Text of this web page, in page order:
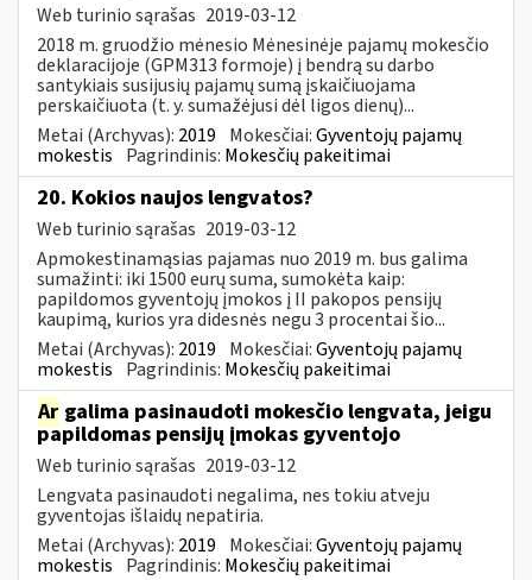
Web turinio sąrašas 2019-03-12
2018 m. gruodžio mėnesio Mėnesinėje pajamų mokesčio
deklaracijoje (GPM313 formoje) į bendrą su darbo
santykiais susijusių pajamų sumą įskaičiuojama
perskaičiuota (t. y. sumažėjusi dėl ligos dienų)...
Metai (Archyvas): 2019 Mokesčiai:Gyventojų pajamų
mokestis Pagrindinis: Mokesčių pakeitimai
20. Kokios naujos lengvatos?
Web turinio sąrašas 2019-03-12
Apmokestinamąsias pajamas nuo 2019 m. bus galima
sumažinti: iki 1500 eurų suma, sumokėta kaip:
papildomos gyventojų įmokos į II pakopos pensijų
kaupimą, kurios yra didesnės negu 3 procentai šio...
Metai (Archyvas): 2019 Mokesčiai:Gyventojų pajamų
mokestis Pagrindinis: Mokesčių pakeitimai
Ar galima pasinaudoti mokesčio lengvata, jeigu
papildomas pensijų įmokas gyventojo
Web turinio sąrašas 2019-03-12
Lengvata pasinaudoti negalima, nes tokiu atveju
gyventojas išlaidų nepatiria.
Metai (Archyvas): 2019 Mokesčiai:Gyventojų pajamų
mokestis Pagrindinis: Mokesčių pakeitimai